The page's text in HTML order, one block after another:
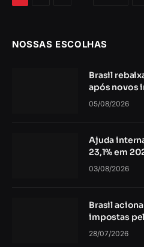
NOSSAS ESCOLHAS
Brasil
após novos
05/08/2026
Ajuda
23,1% em
03/08/2026
Brasil
impostas
28/07/2026